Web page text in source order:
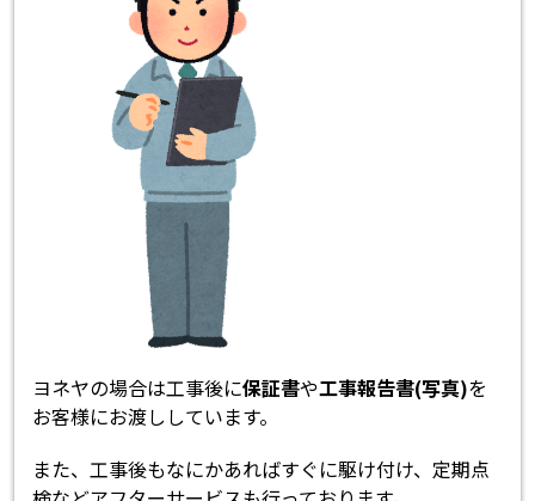
ヨネヤの場合は工事後に保証書や工事報告書(写真)を
お客様にお渡ししています。
また、工事後もなにかあればすぐに駆け付け、定期点